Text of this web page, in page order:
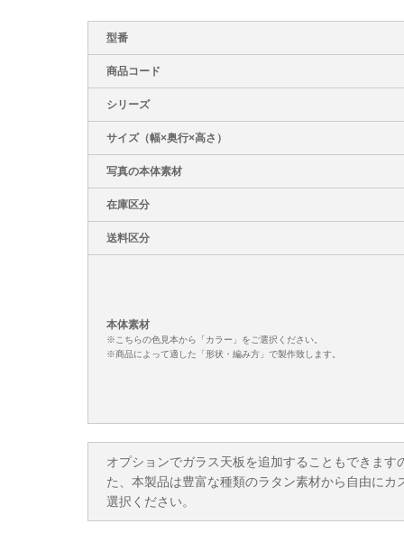
型番
商品コード
シリーズ
サイズ（幅×奥行×高さ）
写真の本体素材
在庫区分
送料区分
本体素材
※こちらの色見本から「カラー」をご選択ください。
※商品によって適した「形状・編み方」で製作致します。
オプションでガラス天板を追加することもできま
た、本製品は豊富な種類のラタン素材から自由に
選択ください。